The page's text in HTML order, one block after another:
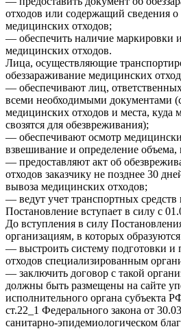
отходов или содержащий сведения о
медицинских отходов;
— обеспечить наличие маркировки
медицинских отходов.
Лица, осуществляющие
обеззараживание медицинских
— обеспечивают лиц,
всеми необходимыми документами
медицинских отходов и места, куда
свозятся для обезвреживания);
— обеспечивают осмотр
взвешивание и определение объема,
— предоставляют акт об
отходов заказчику не позднее 30
вывоза медицинских отходов;
— ведут учет транспортных
Постановление вступает в силу с
До вступления в силу
организациям, в которых
— выстроить систему подготовки и
отходов специализированным
— заключить договор с такой
должны быть размещены на сайте
исполнительного органа субъекта
ст.22_1 Федерального закона от
санитарно-эпидемиологическом